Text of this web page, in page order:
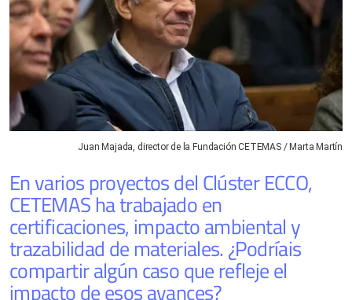
Juan Majada, director de la Fundación CETEMAS / Marta Martín
En varios proyectos del Clúster ECCO,
CETEMAS ha trabajado en
certificaciones, impacto ambiental y
trazabilidad de materiales. ¿Podríais
compartir algún caso que refleje el
impacto de esos avances?